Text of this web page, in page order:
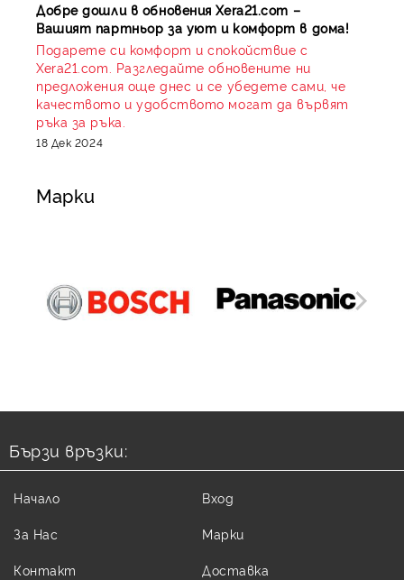
Добре дошли в обновения Xera21.com –
Вашият партньор за уют и комфорт в дома!
Подарете си комфорт и спокойствие с
Xera21.com. Разгледайте обновените ни
предложения още днес и се убедете сами, че
качеството и удобството могат да вървят
ръка за ръка.
18 Дек 2024
Марки
Бързи връзки:
Начало
За Нас
Контакт
Вход
Марки
Доставка